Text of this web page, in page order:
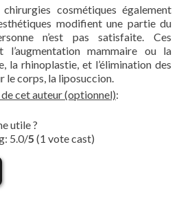
cosmétiques également
modifient une partie du
n’est pas satisfaite. Ces
l’augmentation mammaire ou la
la rhinoplastie, et l’élimination des
le corps, la liposuccion.
cet auteur (optionnel):
utile ?
5.0/5 (1 vote cast)